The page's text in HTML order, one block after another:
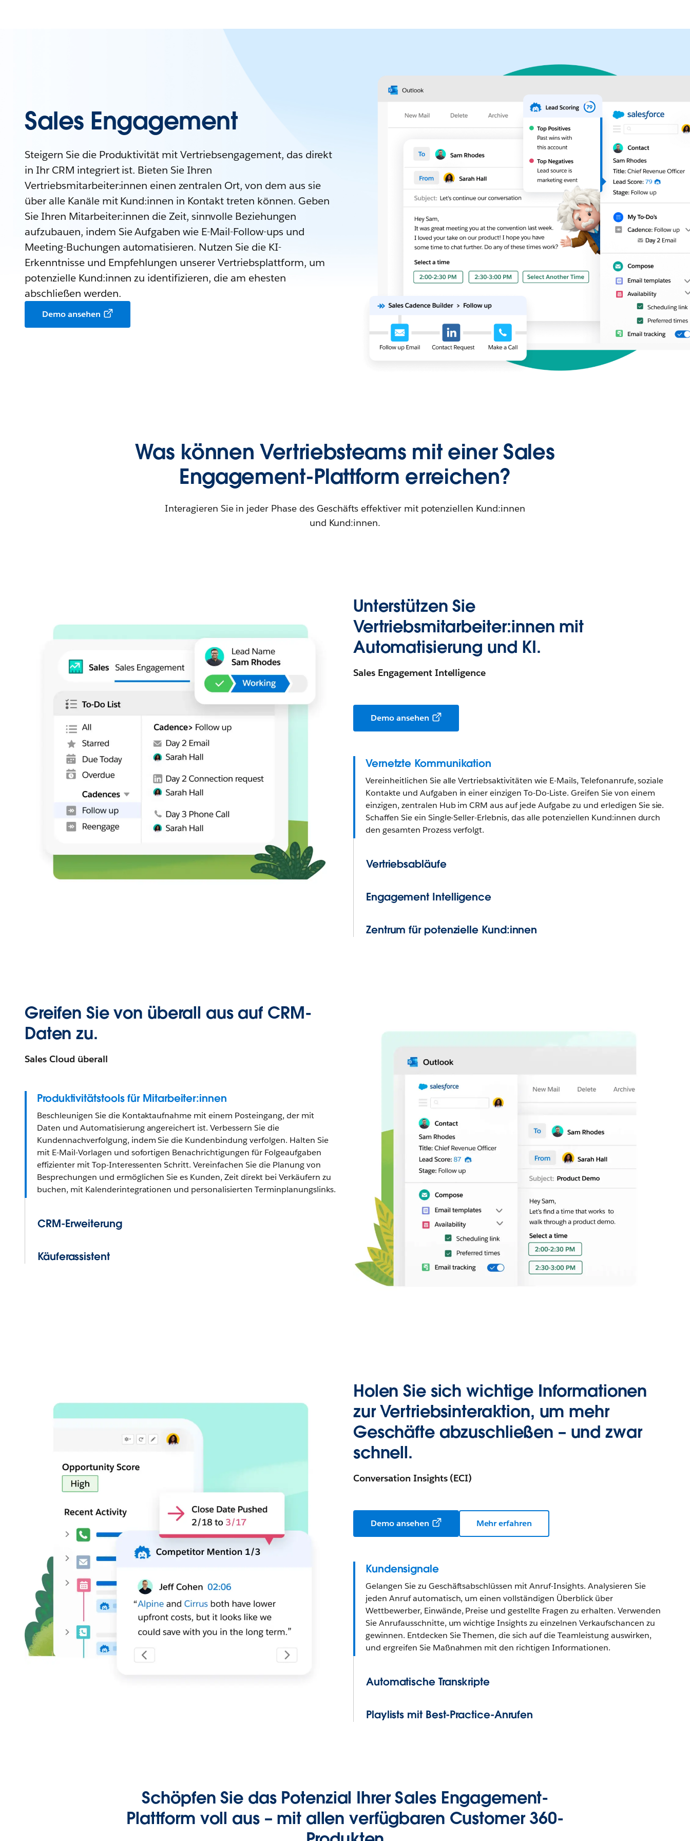
Sales Engagement
Steigern Sie die Produktivität mit Vertriebsengagement, das direkt
in Ihr CRM integriert ist. Bieten Sie Ihren
Vertriebsmitarbeiter:innen einen zentralen Ort, von dem aus sie
über alle Kanäle mit Kund:innen in Kontakt treten können. Geben
Sie Ihren Mitarbeiter:innen die Zeit, sinnvolle Beziehungen
aufzubauen, indem Sie Aufgaben wie E-Mail-Follow-ups und
Meeting-Buchungen automatisieren. Nutzen Sie die KI-
Erkenntnisse und Empfehlungen unserer Vertriebsplattform, um
potenzielle Kund:innen zu identifizieren, die am ehesten
abschließen werden.
Demo ansehen
Was können Vertriebsteams mit einer Sales
Engagement-Plattform erreichen?
Interagieren Sie in jeder Phase des Geschäfts effektiver mit potenziellen Kund:innen
und Kund:innen.
Unterstützen Sie
Vertriebsmitarbeiter:innen mit
Automatisierung und KI.
Sales Engagement Intelligence
Demo ansehen
Vernetzte Kommunikation
Vereinheitlichen Sie alle Vertriebsaktivitäten wie E-Mails, Telefonanrufe, soziale
Kontakte und Aufgaben in einer einzigen To-Do-Liste. Greifen Sie von einem
einzigen, zentralen Hub im CRM aus auf jede Aufgabe zu und erledigen Sie sie.
Schaffen Sie ein Single-Seller-Erlebnis, das alle potenziellen Kund:innen durch
den gesamten Prozess verfolgt.
Vertriebsabläufe
Engagement Intelligence
Zentrum für potenzielle Kund:innen
Greifen Sie von überall aus auf CRM-
Daten zu.
Sales Cloud überall
Produktivitätstools für Mitarbeiter:innen
Beschleunigen Sie die Kontaktaufnahme mit einem Posteingang, der mit
Daten und Automatisierung angereichert ist. Verbessern Sie die
Kundennachverfolgung, indem Sie die Kundenbindung verfolgen. Halten Sie
mit E-Mail-Vorlagen und sofortigen Benachrichtigungen für Folgeaufgaben
effizienter mit Top-Interessenten Schritt. Vereinfachen Sie die Planung von
Besprechungen und ermöglichen Sie es Kunden, Zeit direkt bei Verkäufern zu
buchen, mit Kalenderintegrationen und personalisierten Terminplanungslinks.
CRM-Erweiterung
Käuferassistent
Holen Sie sich wichtige Informationen
zur Vertriebsinteraktion, um mehr
Geschäfte abzuschließen – und zwar
schnell.
Conversation Insights (ECI)
Demo ansehen Mehr erfahren
Kundensignale
Gelangen Sie zu Geschäftsabschlüssen mit Anruf-Insights. Analysieren Sie
jeden Anruf automatisch, um einen vollständigen Überblick über
Wettbewerber, Einwände, Preise und gestellte Fragen zu erhalten. Verwenden
Sie Anrufausschnitte, um wichtige Insights zu einzelnen Verkaufschancen zu
gewinnen. Entdecken Sie Themen, die sich auf die Teamleistung auswirken,
und ergreifen Sie Maßnahmen mit den richtigen Informationen.
Automatische Transkripte
Playlists mit Best-Practice-Anrufen
Schöpfen Sie das Potenzial Ihrer Sales Engagement-
Plattform voll aus – mit allen verfügbaren Customer 360-